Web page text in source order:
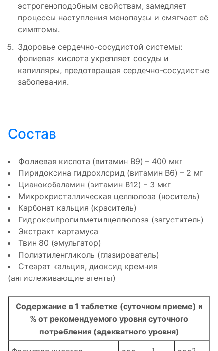
эстрогеноподобным свойствам, замедляет
процессы наступления менопаузы и смягчает её
симптомы.
Здоровье сердечно-сосудистой системы:
фолиевая кислота укрепляет сосуды и
капилляры, предотвращая сердечно-сосудистые
заболевания.
Состав
Фолиевая кислота (витамин B9) – 400 мкг
Пиридоксина гидрохлорид (витамин B6) – 2 мг
Цианокобаламин (витамин B12) – 3 мкг
Микрокристаллическая целлюлоза (носитель)
Карбонат кальция (краситель)
Гидроксипропилметилцеллюлоза (загуститель)
Экстракт картамуса
Твин 80 (эмульгатор)
Полиэтиленгликоль (глазирователь)
Стеарат кальция, диоксид кремния
(антислеживающие агенты)
Содержание в 1 таблетке (суточном приеме) и
% от рекомендуемого уровня суточного
потребления (адекватного уровня)